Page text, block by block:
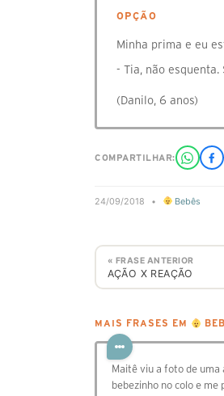
OPÇÃO
Minha prima e eu
- Tia, não
(Danilo, 6 anos)
COMPARTILHAR:
24/09/2018 • Bebês
« FRASE ANTERIOR
AÇÃO X REAÇÃO
MAIS FRASES EM
Maitê viu a foto de uma
bebezinho no colo e me